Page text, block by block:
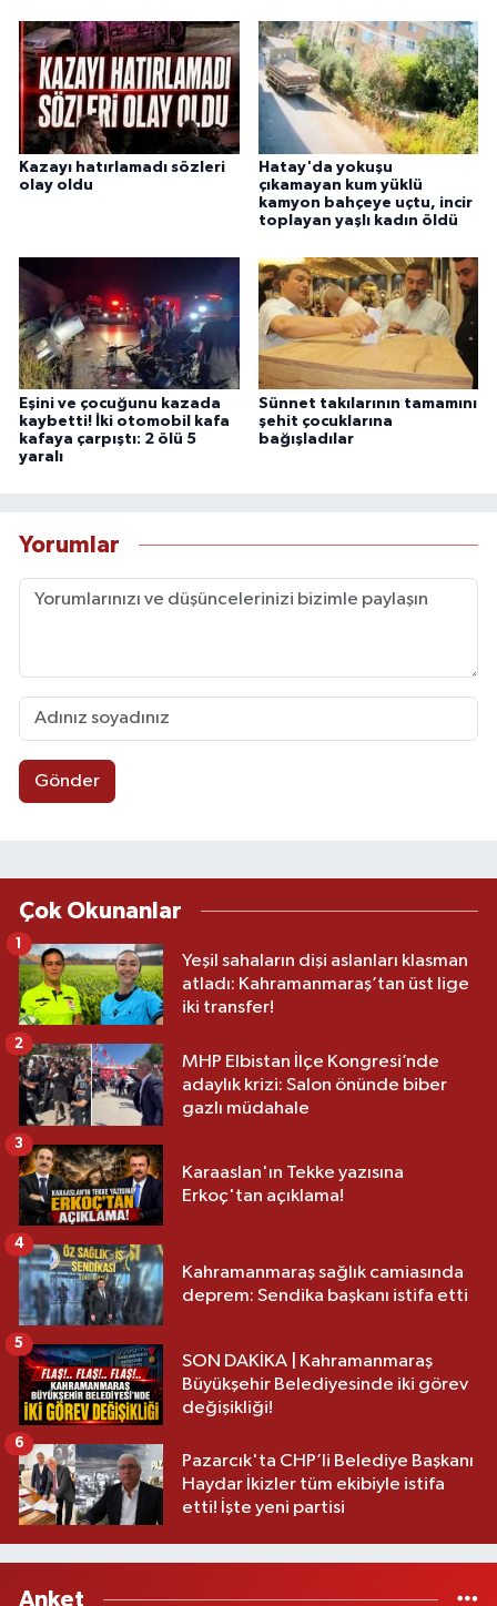
Kazayı hatırlamadı sözleri
olay oldu
Hatay'da yokuşu
çıkamayan kum yüklü
kamyon bahçeye uçtu, incir
toplayan yaşlı kadın öldü
Eşini ve çocuğunu kazada
kaybetti! İki otomobil kafa
kafaya çarpıştı: 2 ölü 5
yaralı
Sünnet takılarının tamamını
şehit çocuklarına
bağışladılar
Yorumlar
Gönder
Çok Okunanlar
Yeşil sahaların dişi aslanları klasman
atladı: Kahramanmaraş’tan üst lige
iki transfer!
1
MHP Elbistan İlçe Kongresi’nde
adaylık krizi: Salon önünde biber
gazlı müdahale
2
Karaaslan'ın Tekke yazısına
Erkoç'tan açıklama!
3
Kahramanmaraş sağlık camiasında
deprem: Sendika başkanı istifa etti
4
SON DAKİKA | Kahramanmaraş
Büyükşehir Belediyesinde iki görev
değişikliği!
5
Pazarcık'ta CHP’li Belediye Başkanı
Haydar İkizler tüm ekibiyle istifa
etti! İşte yeni partisi
6
Anket